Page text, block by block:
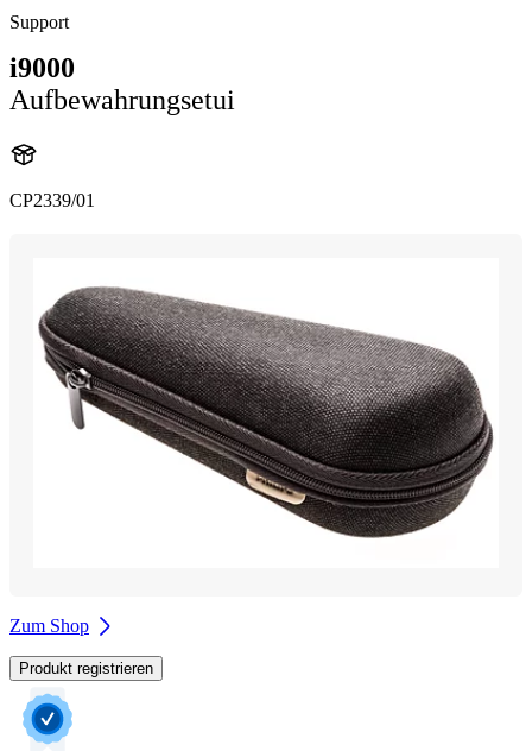
Support
i9000
Aufbewahrungsetui
CP2339/01
Zum Shop
Produkt registrieren